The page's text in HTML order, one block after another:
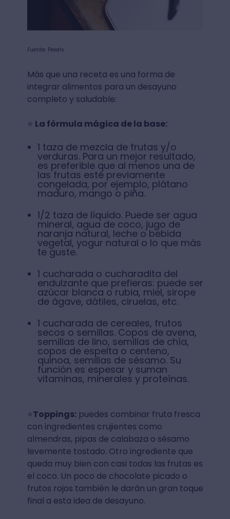
Fuente: Pexels
Más que una receta es una forma de
integrar alimentos para un desayuno
completo y saludable:
⭐ La fórmula mágica de la base:
1 taza de mezcla de frutas y/o
verduras. Para un mejor resultado,
es preferible que al menos una de
las frutas esté previamente
congelada, por ejemplo, plátano
maduro, mango o piña.
1/2 taza de líquido. Puede ser agua
mineral, agua de coco, jugo de
naranja natural, leche o bebida
vegetal, yogur natural o lo que más
te guste.
1 cucharada o cucharadita del
endulzante que prefieras: puede ser
azúcar blanca o rubia, miel, sirope
de ágave, dátiles, ciruelas, etc.
1 cucharada de cereales, frutos
secos o semillas. Copos de avena,
semillas de lino, semillas de chía,
copos de espelta o centeno,
quinoa, semillas de sésamo. Su
función es espesar y suman
vitaminas, minerales y proteínas.
⭐Toppings:puedes combinar fruta fresca
con ingredientes crujientes como
almendras, pipas de calabaza o sésamo
levemente tostado. Otro ingrediente que
queda muy bien con casi todas las frutas es
el coco. Un poco de chocolate picado o
frutos rojos también le darán un gran toque
final a esta idea de desayuno.